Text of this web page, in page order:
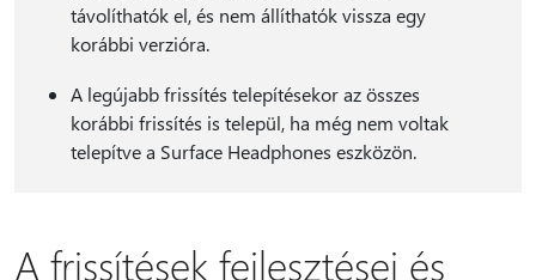
távolíthatók el, és nem állíthatók vissza egy
korábbi verzióra.
A legújabb frissítés telepítésekor az összes
korábbi frissítés is települ, ha még nem voltak
telepítve a Surface Headphones eszközön.
A frissítések fejlesztései és